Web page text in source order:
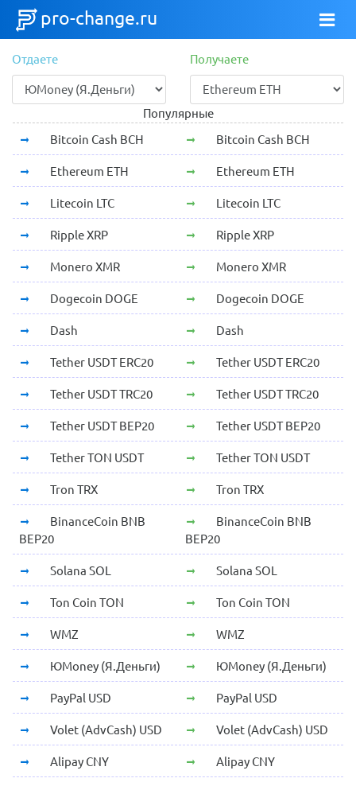
pro-change.ru
Отдаете Получаете
Популярные
Bitcoin Cash BCH
Bitcoin Cash BCH
Ethereum ETH Ethereum ETH
Litecoin LTC Litecoin LTC
Ripple XRP Ripple XRP
Monero XMR Monero XMR
Dogecoin DOGE Dogecoin DOGE
Dash Dash
Tether USDT ERC20 Tether USDT ERC20
Tether USDT TRC20 Tether USDT TRC20
Tether USDT BEP20 Tether USDT BEP20
Tether TON USDT Tether TON USDT
Tron TRX Tron TRX
BinanceCoin BNB
BEP20
BinanceCoin BNB
BEP20
Solana SOL Solana SOL
Ton Coin TON Ton Coin TON
WMZ WMZ
ЮMoney (Я.Деньги) ЮMoney (Я.Деньги)
PayPal USD PayPal USD
Volet (AdvCash) USD Volet (AdvCash) USD
Alipay CNY Alipay CNY